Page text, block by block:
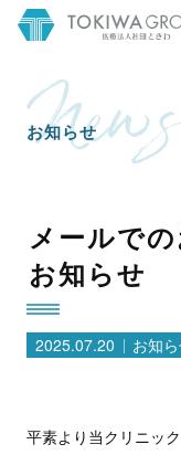
お知らせ
メールで
お知らせ
2025.07.20 お知
平素より当クリニッ